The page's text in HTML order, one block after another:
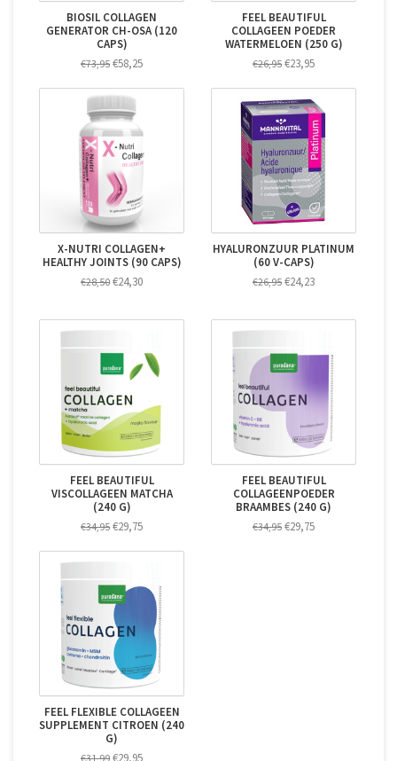
BIOSIL COLLAGEN
GENERATOR CH-OSA (120
CAPS)
€73,95 €58,25
FEEL BEAUTIFUL
COLLAGEEN POEDER
WATERMELOEN (250 G)
€26,95 €23,95
X-NUTRI COLLAGEN+
HEALTHY JOINTS (90 CAPS)
€28,50 €24,30
HYALURONZUUR PLATINUM
(60 V-CAPS)
€26,95 €24,23
FEEL BEAUTIFUL
VISCOLLAGEEN MATCHA
(240 G)
€34,95 €29,75
FEEL BEAUTIFUL
COLLAGEENPOEDER
BRAAMBES (240 G)
€34,95 €29,75
FEEL FLEXIBLE COLLAGEEN
SUPPLEMENT CITROEN (240
G)
€31,99 €29,95